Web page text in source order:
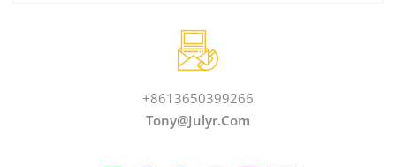
+8613650399266
Tony@julyr.com